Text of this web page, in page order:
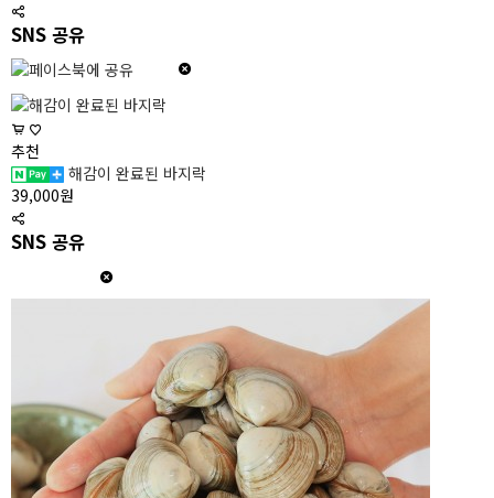
SNS 공유
추천
해감이 완료된 바지락
39,000원
SNS 공유